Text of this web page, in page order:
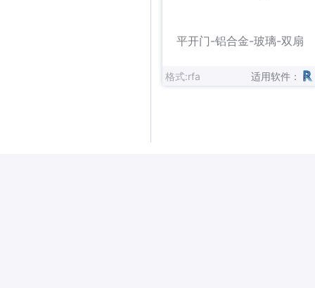
平开门-铝合金-玻璃-双扇
格式:rfa 适用软件：